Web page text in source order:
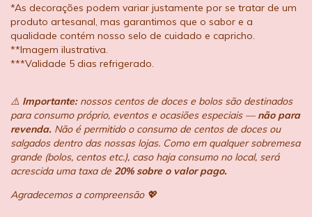
*As decorações podem variar justamente por se tratar de um
produto artesanal, mas garantimos que o sabor e a
qualidade contém nosso selo de cuidado e capricho.
**Imagem ilustrativa.
***Validade 5 dias refrigerado.
⚠️ Importante:nossos centos de doces e bolos são destinados
para consumo próprio, eventos e ocasiões especiais — não para
revenda. Não é permitido o consumo de centos de doces ou
salgados dentro das nossas lojas. Como em qualquer sobremesa
grande (bolos, centos etc.), caso haja consumo no local, será
acrescida uma taxa de 20% sobre o valor pago.
Agradecemos a compreensão 💖